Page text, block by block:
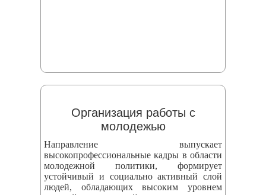
Организация работы с
молодежью
Направление выпускает
высокопрофессиональные кадры в области
молодежной политики, формирует
устойчивый и социально активный слой
людей, обладающих высоким уровнем